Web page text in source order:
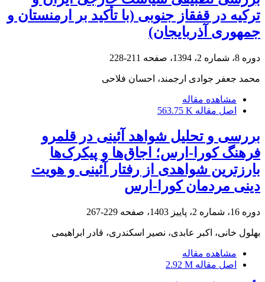
ترکیه در قفقاز جنوبی (با تأکید بر ارمنستان و
جمهوری آذربایجان)
دوره 8، شماره 2، 1394، صفحه 211-228
محمد جعفر جوادی ارجمند، احسان فلاحی
مشاهده مقاله
اصل مقاله 563.75 K
بررسی و تحلیل شواهد آئینی در قلمرو
فرهنگ کورا-ارس؛ اجاق‌ها و پیکرک‌ها
بارزترین شواهدی از رفتار آئینی و هویت
دینی مردمان کورا-ارس
دوره 16، شماره 2، پاییز 1403، صفحه 229-267
بهلول خانی، اکبر عابدی، نصیر اسکندری، قادر ابراهیمی
مشاهده مقاله
اصل مقاله 2.92 M